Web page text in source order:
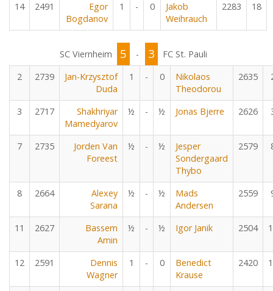
14 2491
Egor
Bogdanov
1 - 0
Jakob
Weihrauch
2283 18
SC Viernheim 5 - 3
FC St. Pauli
2
2739
Jan-Krzysztof
Duda
1 - 0
Nikolaos
Theodorou
2635
3 2717
Shakhriyar
Mamedyarov
½ - ½ Jonas Bjerre 2626
7 2735
Jorden Van
Foreest
½ - ½
Jesper
Sondergaard
Thybo
2579
8 2664
Alexey
Sarana
½ - ½
Mads
Andersen
2559
11 2627
Bassem
Amin
½ - ½ Igor Janik 2504
12 2591
Dennis
Wagner
1 - 0
Benedict
Krause
2420